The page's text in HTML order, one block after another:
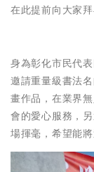
在此提前向大家拜
身為彰化市民代
邀請重量級書法
畫作品，在業界
會的愛心服務，
場揮毫，希望能